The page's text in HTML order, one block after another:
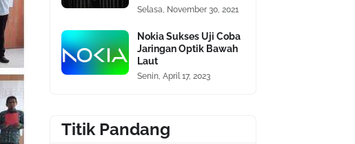
Selasa, November 30, 2021
Nokia Sukses Uji Coba
Jaringan Optik Bawah
Laut
Senin, April 17, 2023
Titik Pandang